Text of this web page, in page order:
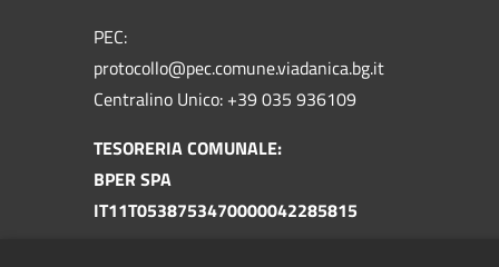
PEC:
protocollo@pec.comune.viadanica.bg.it
Centralino Unico: +39 035 936109
TESORERIA COMUNALE:
BPER SPA
IT11T0538753470000042285815